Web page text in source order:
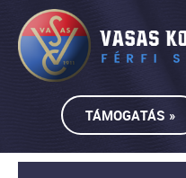
TÁMOGATÁS »